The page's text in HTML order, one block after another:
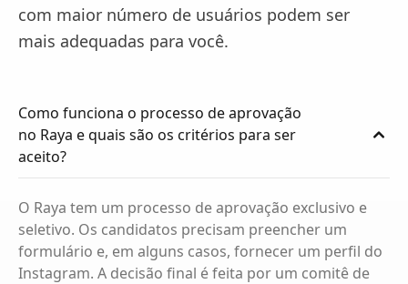
com maior número de usuários podem ser
mais adequadas para você.
Como funciona o processo de aprovação
no Raya e quais são os critérios para ser
aceito?
O Raya tem um processo de aprovação exclusivo e
seletivo. Os candidatos precisam preencher um
formulário e, em alguns casos, fornecer um perfil do
Instagram. A decisão final é feita por um comitê de